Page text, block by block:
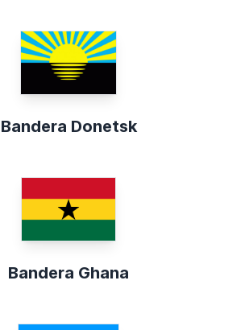
Bandera Donetsk
Bandera Ghana